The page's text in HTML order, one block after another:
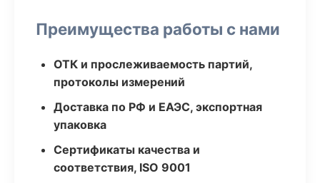
Преимущества работы с нами
ОТК и прослеживаемость партий,
протоколы измерений
Доставка по РФ и ЕАЭС, экспортная
упаковка
Сертификаты качества и
соответствия, ISO 9001